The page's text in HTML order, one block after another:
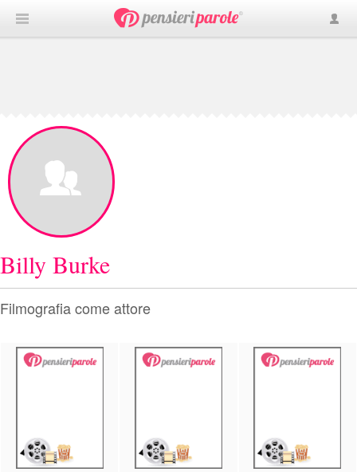
Billy Burke
Filmografia come attore